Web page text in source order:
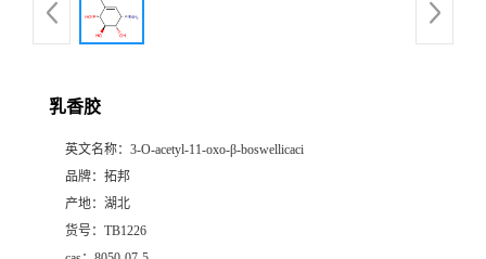
乳香胶
英文名称： 3-O-acetyl-11-oxo-β-boswellicaci
品牌： 拓邦
产地： 湖北
货号： TB1226